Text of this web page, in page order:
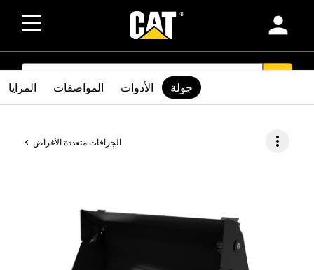
person
SEARCH
الجرافات متعددة الأغراض more_vert
المزايا المواصفات الأدوات جولة